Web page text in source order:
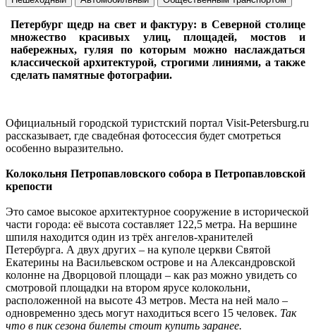
Петербург щедр на свет и фактуру: в Северной столице
множество красивых улиц, площадей, мостов и
набережных, гуляя по которым можно наслаждаться
классической архитектурой, строгими линиями, а также
сделать памятные фотографии.
Официальный городской туристский портал Visit-Petersburg.ru
рассказывает, где свадебная фотосессия будет смотреться
особенно выразительно.
Колокольня Петропавловского собора в Петропавловской
крепости
Это самое высокое архитектурное сооружение в исторической
части города: её высота составляет 122,5 метра. На вершине
шпиля находится один из трёх ангелов-хранителей
Петербурга. А двух других – на куполе церкви Святой
Екатерины на Васильевском острове и на Александровской
колонне на Дворцовой площади – как раз можно увидеть со
смотровой площадки на втором ярусе колокольни,
расположенной на высоте 43 метров. Места на ней мало –
одновременно здесь могут находиться всего 15 человек. Так
что в пик сезона билеты стоит купить заранее.